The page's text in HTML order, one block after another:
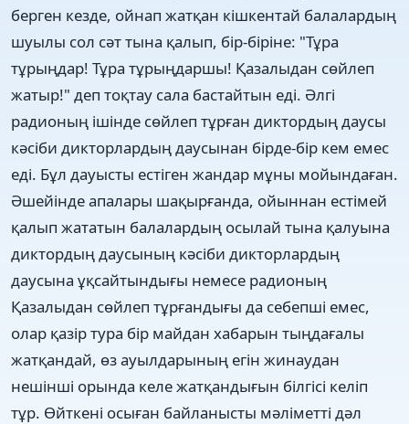
берген кезде, ойнап жатқан кішкентай балалардың
шуылы сол сәт тына қалып, бір-біріне: "Тұра
тұрыңдар! Тұра тұрыңдаршы! Қазалыдан сөйлеп
жатыр!" деп тоқтау сала бастайтын еді. Әлгі
радионың ішінде сөйлеп тұрған диктордың даусы
кәсіби дикторлардың даусынан бірде-бір кем емес
еді. Бұл дауысты естіген жандар мұны мойындаған.
Әшейінде апалары шақырғанда, ойыннан естімей
қалып жататын балалардың осылай тына қалуына
диктордың даусының кәсіби дикторлардың
даусына ұқсайтындығы немесе радионың
Қазалыдан сөйлеп тұрғандығы да себепші емес,
олар қазір тура бір майдан хабарын тыңдағалы
жатқандай, өз ауылдарының егін жинаудан
нешінші орында келе жатқандығын білгісі келіп
тұр. Өйткені осыған байланысты мәліметті дәл